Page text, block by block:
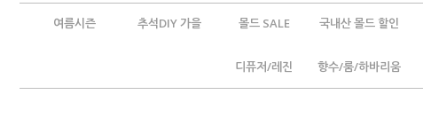
여름시즌 추석DIY 가을 몰드 SALE 국내산 몰드 할인
디퓨저/레진 향수/룸/하바리움